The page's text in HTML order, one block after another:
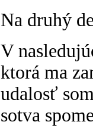
Na druhý
V
ktorá ma
udalosť
sotva